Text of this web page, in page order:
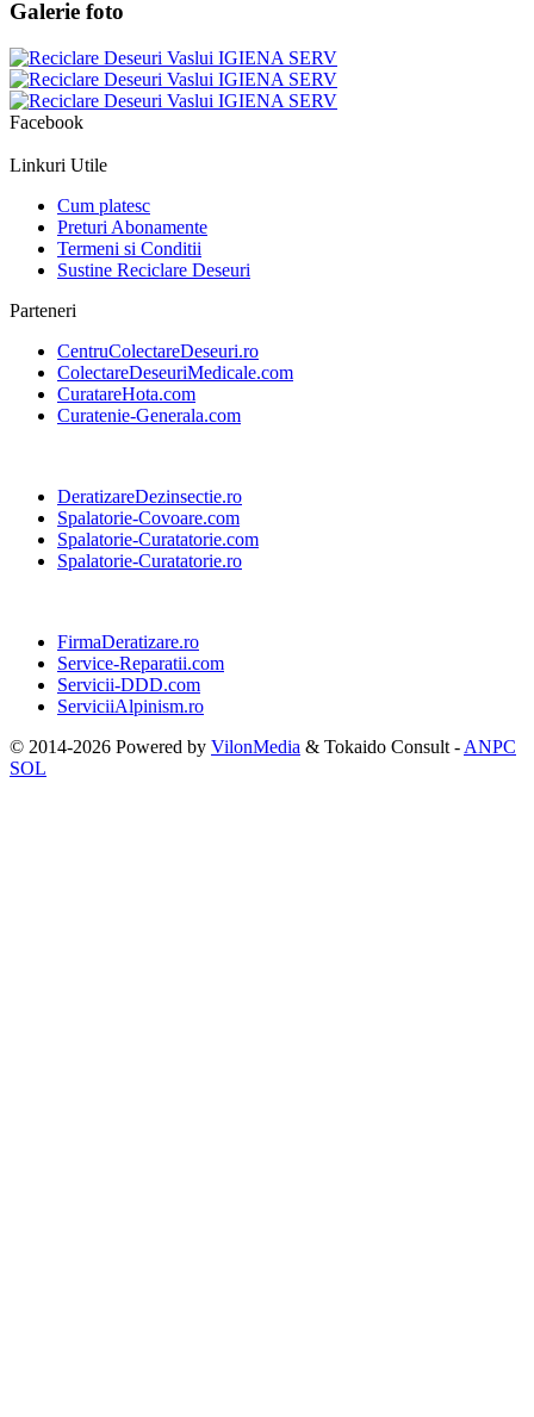
Galerie foto
Facebook
Linkuri Utile
Cum platesc
Preturi Abonamente
Termeni si Conditii
Sustine Reciclare Deseuri
Parteneri
CentruColectareDeseuri.ro
ColectareDeseuriMedicale.com
CuratareHota.com
Curatenie-Generala.com
DeratizareDezinsectie.ro
Spalatorie-Covoare.com
Spalatorie-Curatatorie.com
Spalatorie-Curatatorie.ro
FirmaDeratizare.ro
Service-Reparatii.com
Servicii-DDD.com
ServiciiAlpinism.ro
© 2014-2026 Powered by VilonMedia & Tokaido Consult - ANPC
SOL